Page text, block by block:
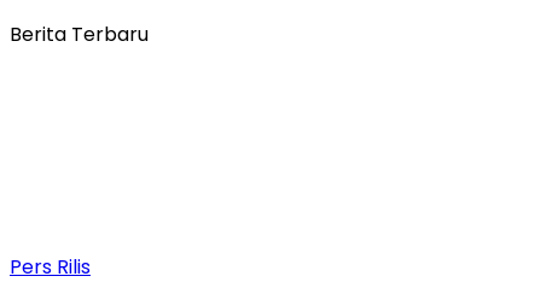
Berita Terbaru
Pers Rilis